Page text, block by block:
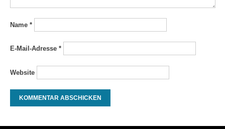
Name *
E-Mail-Adresse *
Website